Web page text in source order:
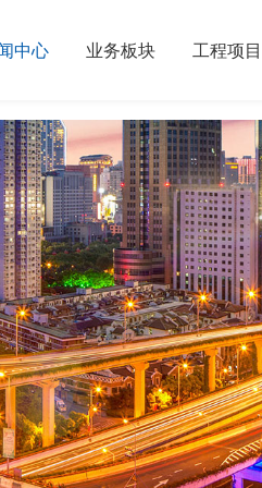
中心 业务板块 工程项目